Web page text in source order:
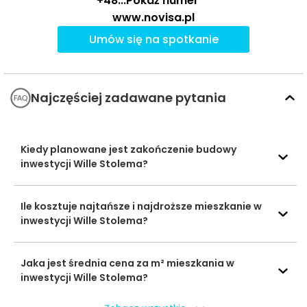
I Gdańskie
Liceum
Katolickie im.
św.
2569 m
Baseny i
Obiekty
Centrum
Galeria
Morena
2147 m 28 min
Kina i centra
rozrywki
Bajkowy
Labirynt
Galeria
www.novisa.pl
Umów się na spotkanie
Najczęściej zadawane pytania
Kiedy planowane jest zakończenie budowy
inwestycji Wille Stolema?
Ile kosztuje najtańsze i najdroższe mieszkanie w
inwestycji Wille Stolema?
Jaka jest średnia cena za m² mieszkania w
inwestycji Wille Stolema?